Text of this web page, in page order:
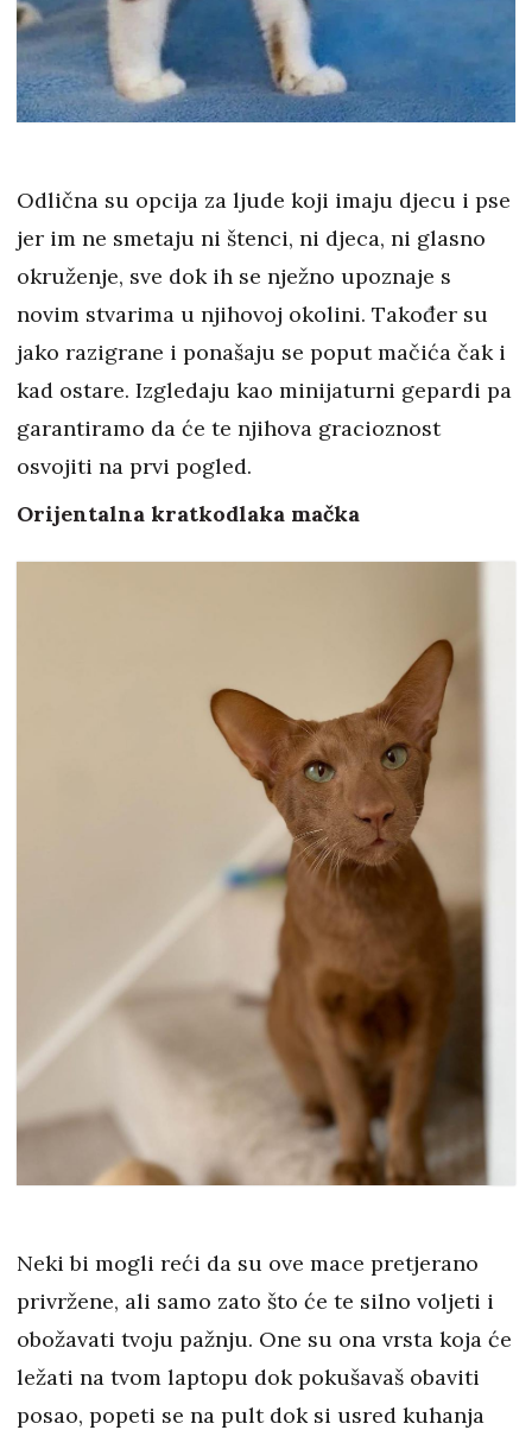
Odlična su opcija za ljude koji imaju djecu i pse
jer im ne smetaju ni štenci, ni djeca, ni glasno
okruženje, sve dok ih se nježno upoznaje s
novim stvarima u njihovoj okolini. Također su
jako razigrane i ponašaju se poput mačića čak i
kad ostare. Izgledaju kao minijaturni gepardi pa
garantiramo da će te njihova gracioznost
osvojiti na prvi pogled.
Orijentalna kratkodlaka mačka
Neki bi mogli reći da su ove mace pretjerano
privržene, ali samo zato što će te silno voljeti i
obožavati tvoju pažnju. One su ona vrsta koja će
ležati na tvom laptopu dok pokušavaš obaviti
posao, popeti se na pult dok si usred kuhanja